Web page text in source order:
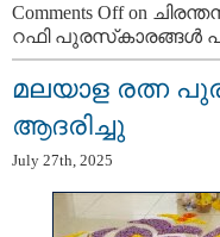
Comments Offon
റഫി പുരസ്‌കാരങ്ങൾ
മലയാള രത്ന
ആദരിച്ചു
July 27th, 2025